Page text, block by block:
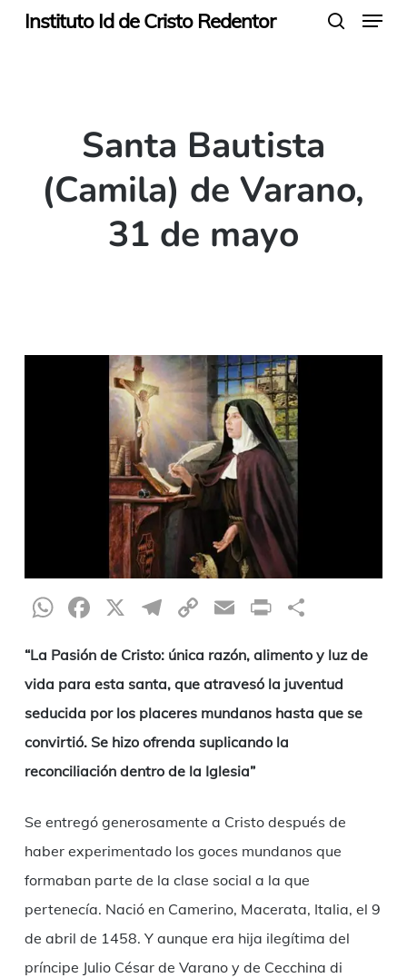
SkipInstituto Id de Cristo Redentor Menu
Santa Bautista
(Camila) de Varano,
31 de mayo
WhatsApp
Facebook
X Telegram
CopyEmailPrint
“La Pasión de Cristo: única razón, alimento y luz de
vida para esta santa, que atravesó la juventud
seducida por los placeres mundanos hasta que se
convirtió. Se hizo ofrenda suplicando la
reconciliación dentro de la Iglesia”
Se entregó generosamente a Cristo después de
haber experimentado los goces mundanos que
formaban parte de la clase social a la que
pertenecía. Nació en Camerino, Macerata, Italia, el 9
de abril de 1458. Y aunque era hija ilegítima del
príncipe Julio César de Varano y de Cecchina di